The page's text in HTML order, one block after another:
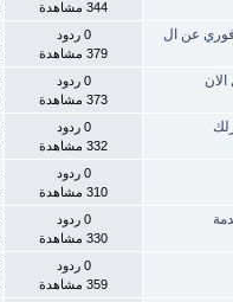
344 مشاهدة
0 ردود
379 مشاهدة
0 ردود
373 مشاهدة
0 ردود
332 مشاهدة
0 ردود
310 مشاهدة
0 ردود
330 مشاهدة
0 ردود
359 مشاهدة